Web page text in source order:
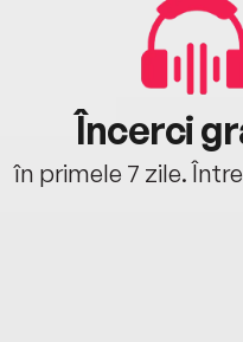
Încerci
în primele 7 zile.